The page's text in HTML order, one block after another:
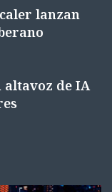
lanzan
de IA